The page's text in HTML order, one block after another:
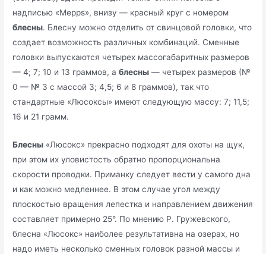
надписью «Mepps», внизу — красный круг с номером
блесны. Блесну можно отделить от свинцовой головки, что
создает возможность различных комбинаций. Сменные
головки выпускаются четырех массогабаритных размеров
— 4; 7; 10 и 13 граммов, аблесны — четырех размеров (№
0 — № 3 с массой 3; 4,5; 6 и 8 граммов), так что
стандартные «Люсоксы» имеют следующую массу: 7; 11,5;
16 и 21 грамм.
Блесны «Люсокс» прекрасно подходят для охоты на щук,
при этом их уловистость обратно пропорциональна
скорости проводки. Приманку следует вести у самого дна
и как можно медленнее. В этом случае угол между
плоскостью вращения лепестка и направлением движения
составляет примерно 25°. По мнению Р. Гружевского,
блесна «Люсокс» наиболее результативна на озерах, но
надо иметь несколько сменных головок разной массы и